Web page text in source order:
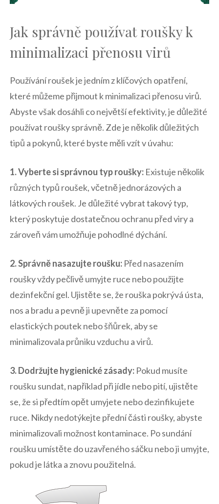
Jak správně používat roušky k
minimalizaci přenosu ⁢virů
Používání roušek je jedním z klíčových opatření,
‍které můžeme přijmout k minimalizaci přenosu virů.
Abyste však dosáhli co největší ‌efektivity, je‌ důležité
používat roušky správně. Zde je několik důležitých
tipů a pokynů, které byste měli vzít v úvahu:
1.⁣ Vyberte si správnou‌ typ roušky: Existuje několik
⁤různých⁤ typů roušek, včetně jednorázových a
látkových roušek. Je důležité ⁢vybrat takový typ,
který poskytuje dostatečnou ochranu před‍ viry a
zároveň vám umožňuje⁢ pohodlné dýchání.
2. Správně nasazujte roušku: Před⁣ nasazením
roušky vždy ​pečlivě umyjte ruce nebo použijte
dezinfekční gel. Ujistěte se, že‌ rouška ⁢pokrývá ústa,
‍nos a bradu a pevně ji upevněte za pomocí
elastických poutek nebo šňůrek, aby se
minimalizovala průniku vzduchu a virů.
3. ‍Dodržujte hygienické ⁣zásady: Pokud musíte
roušku sundat, například při jídle nebo pití, ujistěte
se, ​že si předtím ⁢opět umyjete nebo dezinfikujete
ruce. ​Nikdy nedotýkejte přední části roušky, abyste
minimalizovali ‍možnost kontaminace. Po sundání
roušku umístěte do ⁤uzavřeného sáčku ​nebo ji umyjte,
pokud je ‌látka a znovu použitelná.